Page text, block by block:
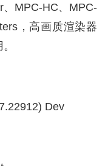
MPC-HC、MPC-
，高画质渲染器
Dev